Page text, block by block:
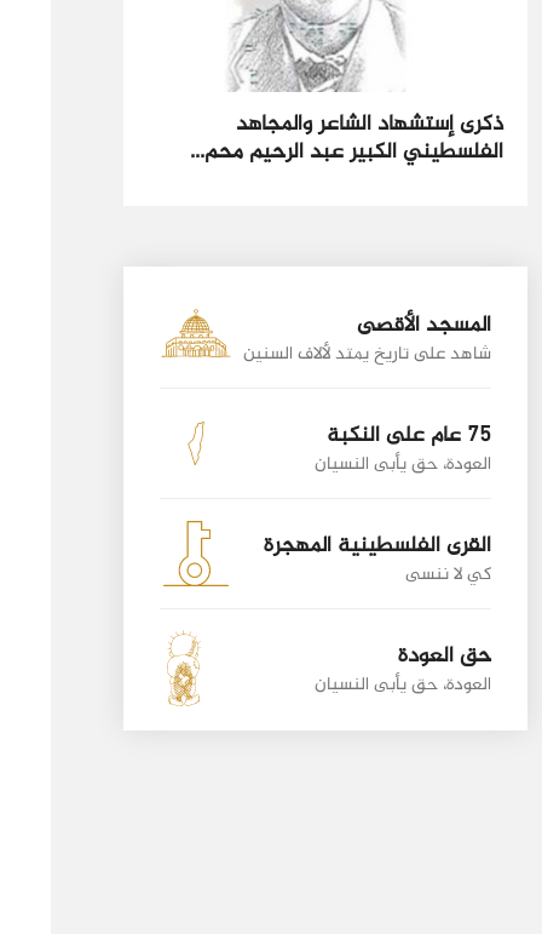
ذكرى إستشهاد الشاعر والمجاهد
الفلسطيني الكبير عبد الرحيم محم...
المسجد الأقصى
شاهد على تاريخ يمتد لألاف السنين
75 عام على النكبة
العودة، حق يأبى النسيان
القرى الفلسطينية المهجرة
كي لا ننسى
حق العودة
العودة، حق يأبى النسيان